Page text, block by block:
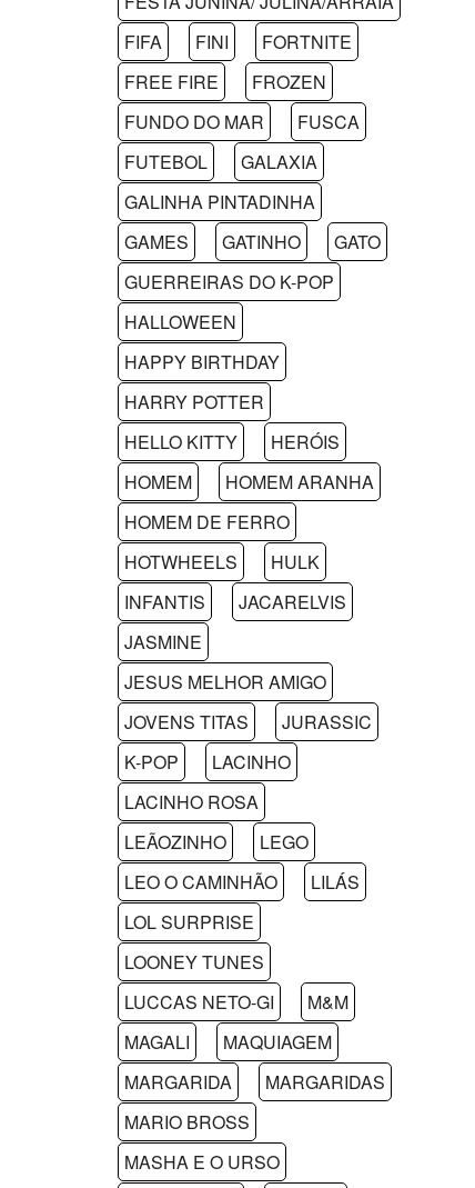
FIFA
FINI
FORTNITE
FREE FIRE
FROZEN
FUNDO DO MAR
FUSCA
FUTEBOL
GALAXIA
GALINHA PINTADINHA
GAMES
GATINHO
GATO
GUERREIRAS DO K-POP
HALLOWEEN
HAPPY BIRTHDAY
HARRY POTTER
HELLO KITTY
HERÓIS
HOMEM
HOMEM ARANHA
HOMEM DE FERRO
HOTWHEELS
HULK
INFANTIS
JACARELVIS
JASMINE
JESUS MELHOR AMIGO
JOVENS TITAS
JURASSIC
K-POP
LACINHO
LACINHO ROSA
LEÃOZINHO
LEGO
LEO O CAMINHÃO
LILÁS
LOL SURPRISE
LOONEY TUNES
LUCCAS NETO-GI
M&M
MAGALI
MAQUIAGEM
MARGARIDA
MARGARIDAS
MARIO BROSS
MASHA E O URSO